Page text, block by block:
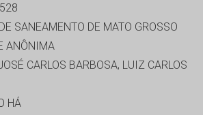
SANEAMENTO DE MATO GROSSO
ANÔNIMA
CARLOS BARBOSA, LUIZ CARLOS
HÁ